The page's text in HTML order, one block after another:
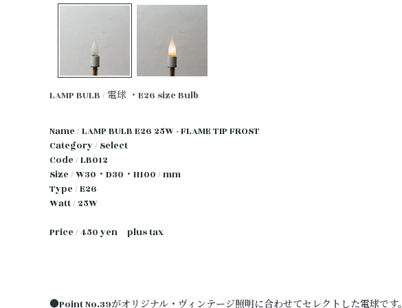
LAMP BULB / 電球 ・E26 size Bulb
Name / LAMP BULB E26 25W - FLAME TIP FROST
Category / Select
Code / LB012
Size / W30・D30・H100 / mm
Type / E26
Watt / 25W
Price / 450 yen plus tax
●Point No.39がオリジナル・ヴィンテージ照明に合わせてセレクトした電球です。